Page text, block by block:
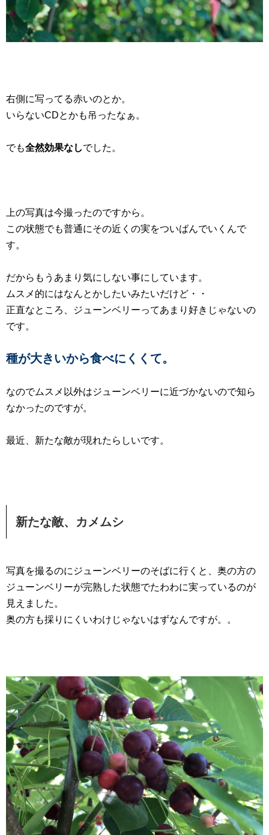
右側に写ってる赤いのとか。
いらないCDとかも吊ったなぁ。
でも全然効果なしでした。
上の写真は今撮ったのですから。
この状態でも普通にその近くの実をついばんでいくんで
す。
だからもうあまり気にしない事にしています。
ムスメ的にはなんとかしたいみたいだけど・・
正直なところ、ジューンベリーってあまり好きじゃないの
です。
種が大きいから食べにくくて。
なのでムスメ以外はジューンベリーに近づかないので知ら
なかったのですが。
最近、新たな敵が現れたらしいです。
新たな敵、カメムシ
写真を撮るのにジューンベリーのそばに行くと、奥の方の
ジューンベリーが完熟した状態でたわわに実っているのが
見えました。
奥の方も採りにくいわけじゃないはずなんですが。。